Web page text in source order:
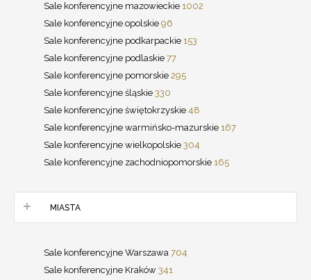
Sale konferencyjne mazowieckie 1002
Sale konferencyjne opolskie 96
Sale konferencyjne podkarpackie 153
Sale konferencyjne podlaskie 77
Sale konferencyjne pomorskie 295
Sale konferencyjne śląskie 330
Sale konferencyjne świętokrzyskie 48
Sale konferencyjne warmińsko-mazurskie 167
Sale konferencyjne wielkopolskie 304
Sale konferencyjne zachodniopomorskie 165
MIASTA
Sale konferencyjne Warszawa 704
Sale konferencyjne Kraków 341